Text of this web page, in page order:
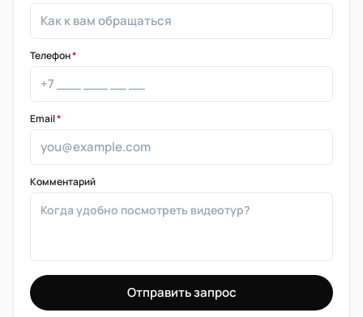
Телефон*
Email*
Комментарий
Отправить запрос